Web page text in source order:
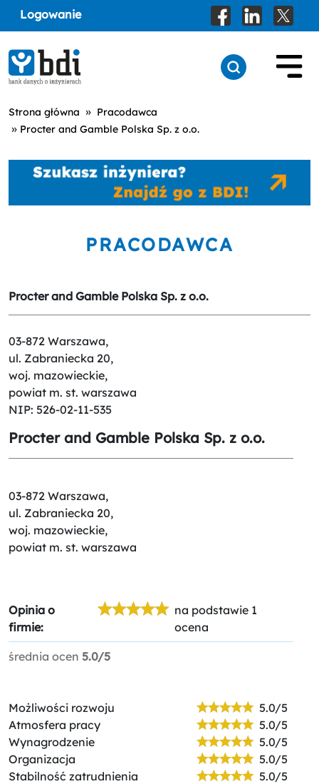
Logowanie
Strona główna » Pracodawca
» Procter and Gamble Polska Sp. z o.o.
PRACODAWCA
Procter and Gamble Polska Sp. z o.o.
03-872 Warszawa,
ul. Zabraniecka 20,
woj. mazowieckie,
powiat m. st. warszawa
NIP: 526-02-11-535
Procter and Gamble Polska Sp. z o.o.
03-872 Warszawa,
ul. Zabraniecka 20,
woj. mazowieckie,
powiat m. st. warszawa
Opinia o
firmie:
na podstawie 1
ocena
średnia ocen 5.0/5
Możliwości rozwoju
5.0/5
Atmosfera pracy
5.0/5
Wynagrodzenie
5.0/5
Organizacja
5.0/5
Stabilność zatrudnienia
5.0/5